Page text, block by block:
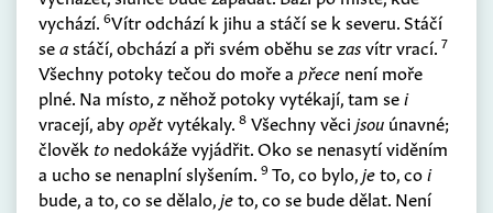
vychází. 6Vítr odchází k jihu a stáčí se k severu. Stáčí
seastáčí, obchází a při svém oběhu sezasvítr vrací. 7
Všechny potoky tečou do moře a přece není moře
plné. Na místo,z něhož potoky vytékají, tam sei
vracejí, abyopětvytékaly. 8 Všechny věci jsou únavné;
člověk to nedokáže vyjádřit. Oko se nenasytí viděním
a ucho se nenaplní slyšením. 9 To, co bylo,jeto, coi
bude, a to, co se dělalo,jeto, co se bude dělat. Není